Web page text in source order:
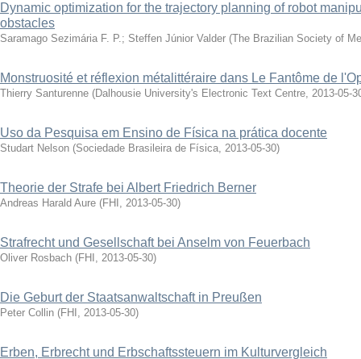
Dynamic optimization for the trajectory planning of robot
obstacles
Saramago Sezimária F. P.; Steffen Júnior Valder (The Brazilian Society of
Monstruosité et réflexion métalittéraire dans Le Fantôme de
Thierry Santurenne (Dalhousie University's Electronic Text Centre, 2013-05-
Uso da Pesquisa em Ensino de Física na prática docente
Studart Nelson (Sociedade Brasileira de Física, 2013-05-30)
Theorie der Strafe bei Albert Friedrich Berner
Andreas Harald Aure (FHI , 2013-05-30)
Strafrecht und Gesellschaft bei Anselm von Feuerbach
Oliver Rosbach (FHI , 2013-05-30)
Die Geburt der Staatsanwaltschaft in Preußen
Peter Collin (FHI , 2013-05-30)
Erben, Erbrecht und Erbschaftssteuern im Kulturvergleich